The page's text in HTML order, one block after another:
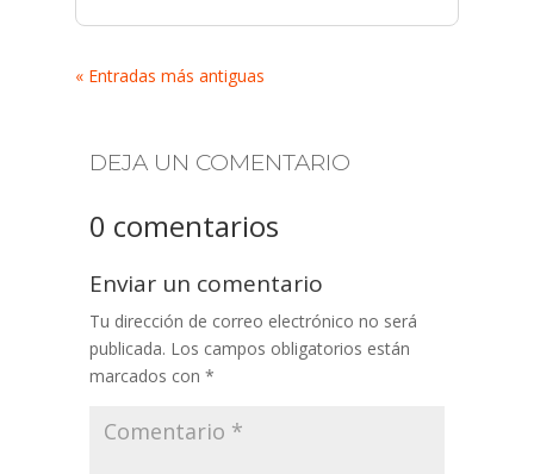
« Entradas más antiguas
DEJA UN COMENTARIO
0 comentarios
Enviar un comentario
Tu dirección de correo electrónico no será
publicada. Los campos obligatorios están
marcados con *